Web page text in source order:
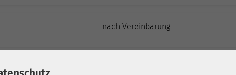
nach Vereinbarung
Singen